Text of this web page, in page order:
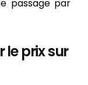
passage par
le prix sur